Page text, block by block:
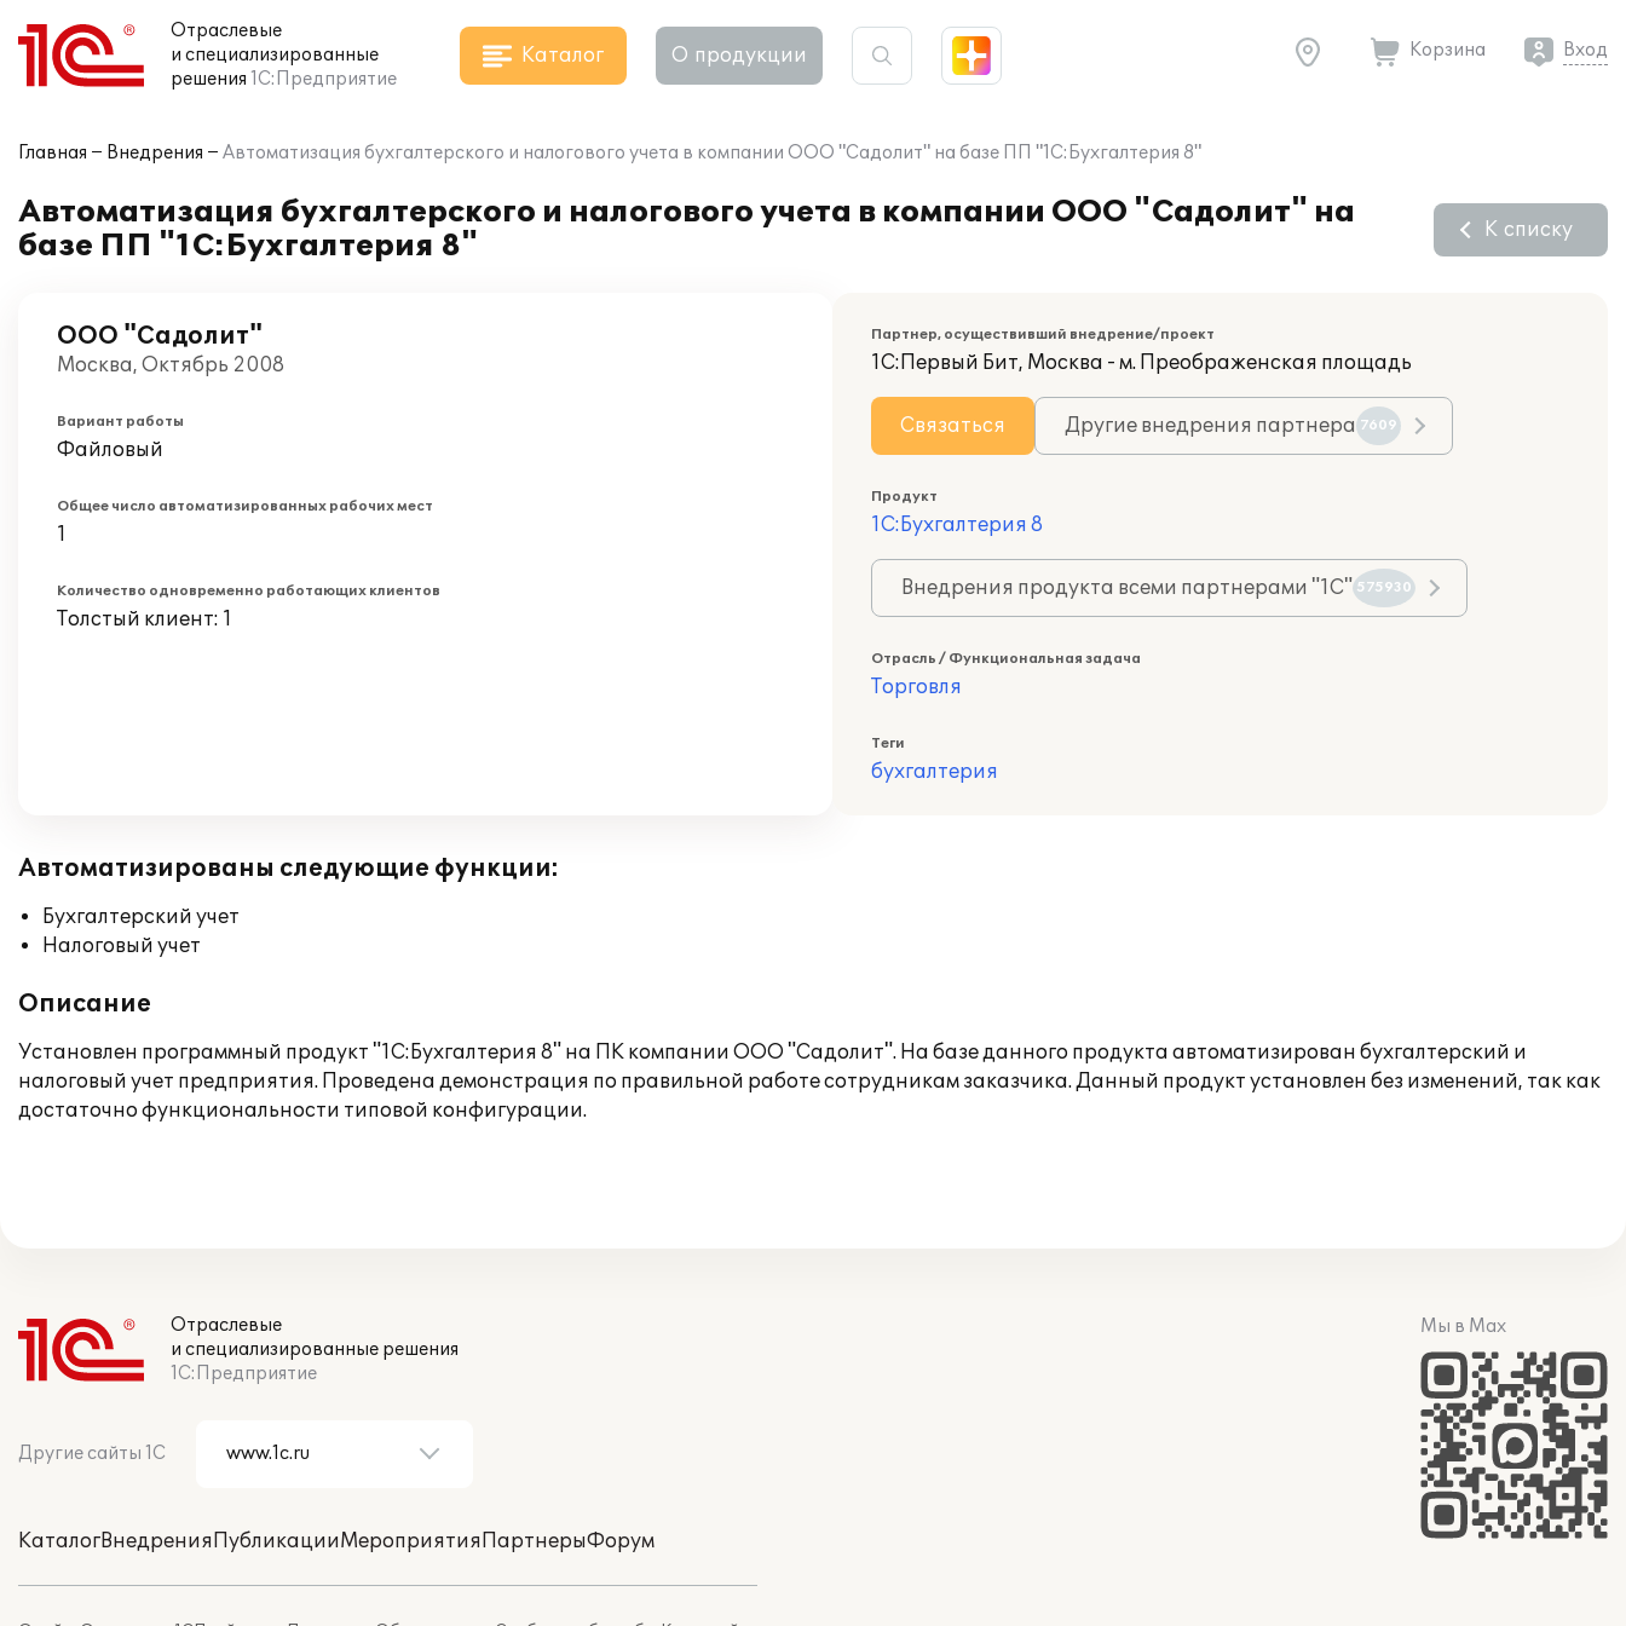
Отраслевые
и специализированные
решения 1С:Предприятие
Каталог О продукции Корзина Вход
Главная Внедрения Автоматизация бухгалтерского и налогового учета в компании ООО "Садолит" на базе ПП "1С:Бухгалтерия 8"
Автоматизация бухгалтерского и налогового учета в компании ООО "Садолит" на
базе ПП "1С:Бухгалтерия 8"
К списку
ООО "Садолит"
Москва, Октябрь 2008
Вариант работы
Файловый
Общее число автоматизированных рабочих мест
1
Количество одновременно работающих клиентов
Толстый клиент: 1
Партнер, осуществивший внедрение/проект
1С:Первый Бит, Москва - м. Преображенская площадь
Связаться Другие внедрения партнера 7609
Продукт
1С:Бухгалтерия 8
Внедрения продукта всеми партнерами "1С" 575930
Отрасль / Функциональная задача
Торговля
Теги
бухгалтерия
Автоматизированы следующие функции:
Бухгалтерский учет
Налоговый учет
Описание
Установлен программный продукт "1С:Бухгалтерия 8" на ПК компании ООО "Садолит". На базе данного продукта автоматизирован бухгалтерский и
налоговый учет предприятия. Проведена демонстрация по правильной работе сотрудникам заказчика. Данный продукт установлен без изменений, так как
достаточно функциональности типовой конфигурации.
Отраслевые
и специализированные решения
1С:Предприятие
Другие сайты 1С
КаталогВнедренияПубликацииМероприятияПартнерыФорум
Мы в Max